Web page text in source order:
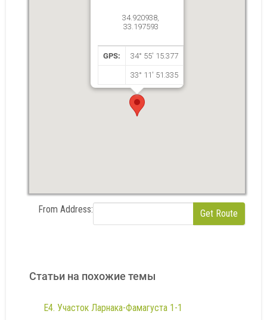
34.920938,
33.197593
GPS: 34° 55' 15.377
33° 11' 51.335
From Address:
Статьи на похожие темы
E4. Участок Ларнака-Фамагуста 1-1